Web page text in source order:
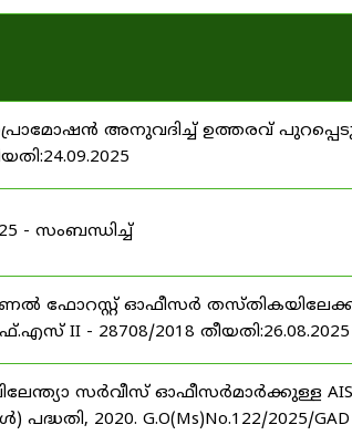
അനുവദിച്ച് ഉത്തരവ്
- സംബന്ധിച്ച്
ഫോറസ്റ്റ് ഓഫീസർ
II - 28708/2018 തീയതി:26.08.2025
സർവീസ് ഓഫീസർമാർക്കുള്ള
2020. G.O(Ms)No.122/2025/GAD